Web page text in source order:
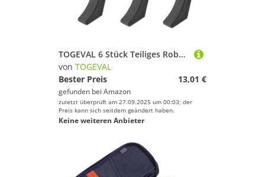
Inline-Skates & Rollschuhe
Kampfsport
Kanu-Sport
Klettern & Bouldern
Leichtathletik
TOGEVAL 6 Stück Teiliges Robustes Dumbbell ständer Langlebigem Pp material mit Stabiler Basis Rutschfestem Halter für Gym Dumbbell Stand Platzsparend und Verschleißfest für Fitnesszubehör
von TOGEVAL
Bester Preis
13,01 €
gefunden bei Amazon
zuletzt überprüft am 27.09.2025 um 00:03; der
Preis kann sich seitdem geändert haben.
Keine weiteren Anbieter